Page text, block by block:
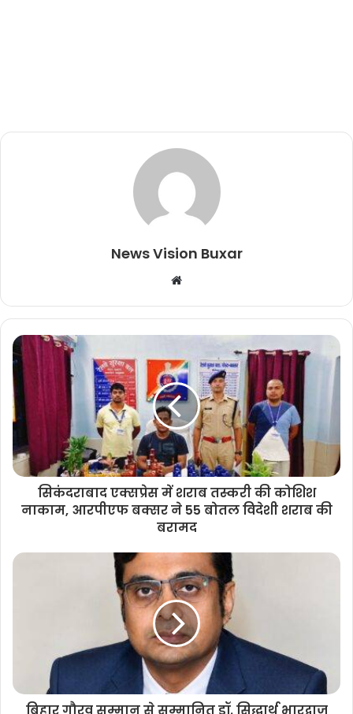
News Vision Buxar
b
s
i
t
e
सिकंदराबाद एक्सप्रेस में शराब तस्करी की कोशिश
नाकाम, आरपीएफ बक्सर ने 55 बोतल विदेशी शराब की
बरामद
बिहार गौरव सम्मान से सम्मानित डॉ. सिद्धार्थ भारद्वाज